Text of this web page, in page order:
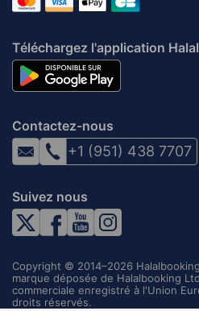
Téléchargez l'application
Contactez-nous
+1 (951) 438 7707
Suivez nous
Copyright © 2014–2026
marque déposée de Halalbooking
commerciale enregistré à l'Union
droits réservés.